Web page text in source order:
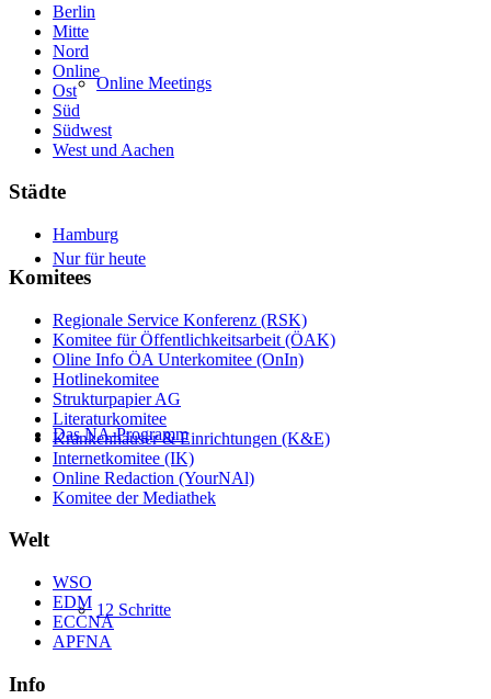
Online Meetings
Nur für heute
Das NA-Programm
12 Schritte
Berlin
Mitte
Nord
Online
Ost
Süd
Südwest
West und Aachen
Städte
Hamburg
Komitees
Regionale Service Konferenz (RSK)
Komitee für Öffentlichkeitsarbeit (ÖAK)
Oline Info ÖA Unterkomitee (OnIn)
Hotlinekomitee
Strukturpapier AG
Literaturkomitee
Krankenhäuser & Einrichtungen (K&E)
Internetkomitee (IK)
Online Redaction (YourNAl)
Komitee der Mediathek
Welt
WSO
EDM
ECCNA
APFNA
Info